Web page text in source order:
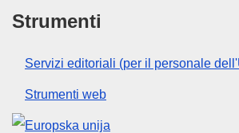
Strumenti
Servizi editoriali (per il personale
Strumenti web
Unione europea